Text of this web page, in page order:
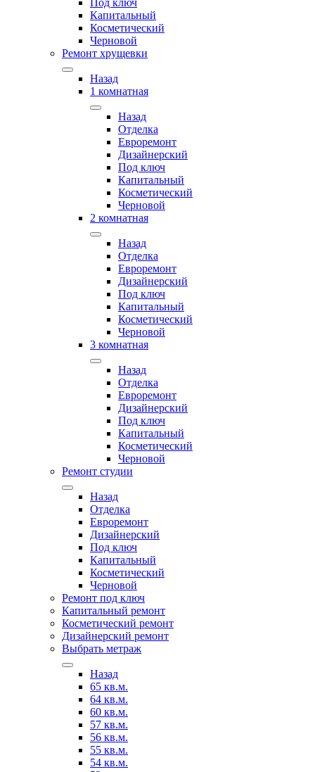
Под ключ
Капитальный
Косметический
Черновой
Ремонт хрущевки
Назад
1 комнатная
Назад
Отделка
Евроремонт
Дизайнерский
Под ключ
Капитальный
Косметический
Черновой
2 комнатная
Назад
Отделка
Евроремонт
Дизайнерский
Под ключ
Капитальный
Косметический
Черновой
3 комнатная
Назад
Отделка
Евроремонт
Дизайнерский
Под ключ
Капитальный
Косметический
Черновой
Ремонт студии
Назад
Отделка
Евроремонт
Дизайнерский
Под ключ
Капитальный
Косметический
Черновой
Ремонт под ключ
Капитальный ремонт
Косметический ремонт
Дизайнерский ремонт
Выбрать метраж
Назад
65 кв.м.
64 кв.м.
60 кв.м.
57 кв.м.
56 кв.м.
55 кв.м.
54 кв.м.